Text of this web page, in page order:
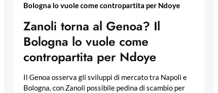
Bologna lo vuole come contropartita per Ndoye
Zanoli torna al Genoa? Il
Bologna lo vuole come
contropartita per Ndoye
Il Genoa osserva gli sviluppi di mercato tra Napoli e
Bologna, con Zanoli possibile pedina di scambio per